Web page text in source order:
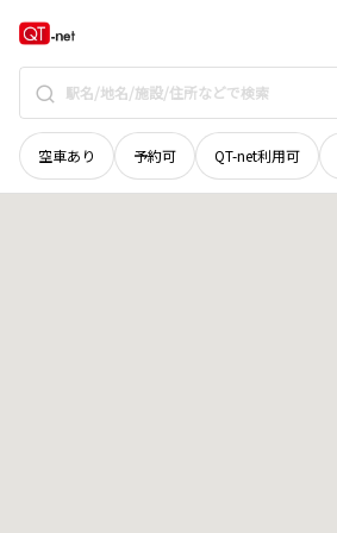
空車あり 予約可 QT-net利用可
長野県